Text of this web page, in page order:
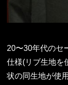
20〜30年代のセ
仕様(リブ生地を
状の同生地が使